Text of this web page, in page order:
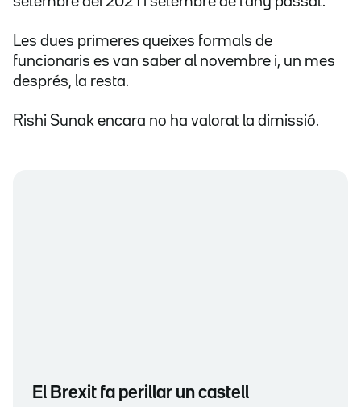
Les dues primeres queixes formals de
funcionaris es van saber al novembre i, un mes
després, la resta.
Rishi Sunak encara no ha valorat la dimissió.
El Brexit fa perillar un castell